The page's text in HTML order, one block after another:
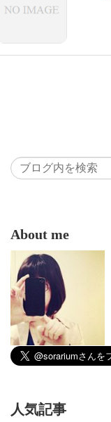
About me
人気記事